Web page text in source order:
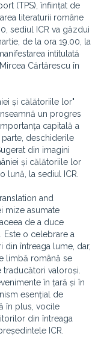
(TPS), înființat de
literaturii române
sediul ICR va găzdui
de la ora 19.00, la
intitulată
Cărtărescu în
și călătoriile lor"
un progres
capitală a
deschiderile
din imagini
și călătoriile lor
lună, la sediul ICR.
and
mize asumate
de a duce
Este o celebrare a
întreaga lume, dar,
limbă română se
valoroși.
în țară și în
esențial de
în plus, vocile
din întreaga
ICR.